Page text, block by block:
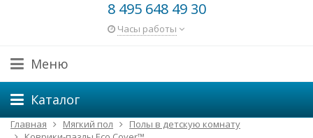
8 495 648 49 30
Часы работы
Меню
Каталог
Главная Мягкий пол
Полы в детскую комнату